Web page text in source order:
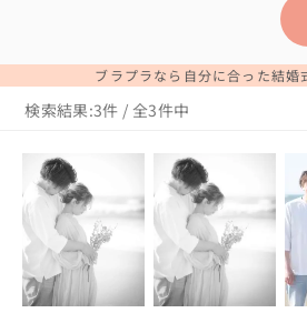
ブラプラなら自分に合った結婚
検索結果:3件 / 全3件中